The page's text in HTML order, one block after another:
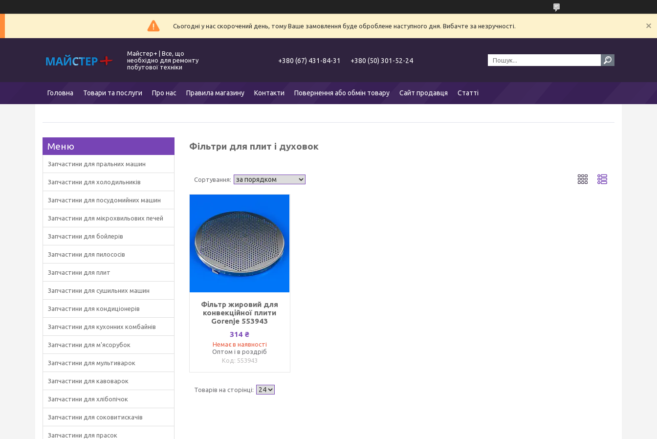
Сьогодні у нас скорочений день, тому Ваше замовлення буде оброблене наступного дня. Вибачте за незручності.
Майстер+ | Все, що
необхідно для ремонту
побутової техніки
+380 (67) 431-84-31 +380 (50) 301-52-24
Головна Товари та послуги Про нас Правила магазину Контакти Повернення або обмін товару Сайт продавця Статті
Фільтри для плит і духовок
Фільтр жировий для
конвекційної плити
Gorenje 553943
314 ₴
Немає в наявності
Оптом і в роздріб
553943
Запчастини для пральних машин
Запчастини для холодильників
Запчастини для посудомийних машин
Запчастини для мікрохвильових печей
Запчастини для бойлерів
Запчастини для пилососів
Запчастини для плит
Запчастини для сушильних машин
Запчастини для кондиціонерів
Запчастини для кухонних комбайнів
Запчастини для м'ясорубок
Запчастини для мультиварок
Запчастини для кавоварок
Запчастини для хлібопічок
Запчастини для соковитискачів
Запчастини для прасок